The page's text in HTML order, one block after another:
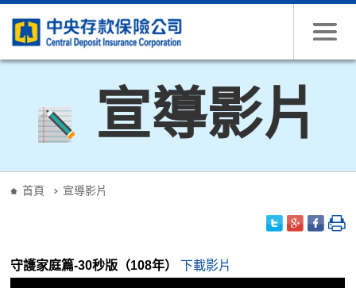
宣導影片
首頁 宣導影片
守護家庭篇-30秒版（108年） 下載影片